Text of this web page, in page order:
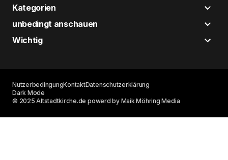
Kategorien
unbedingt anschauen
Wichtig
© 2025 Altstadtkirche.de powerd by Maik Möhring Media
NutzerbedingungKontaktDatenschutzerklärung
Dark Mode